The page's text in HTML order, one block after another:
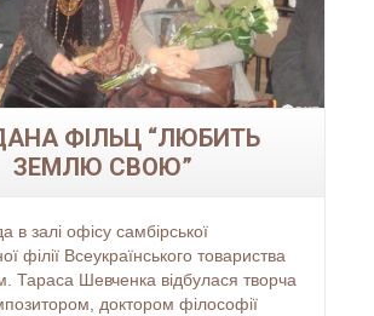
ФІЛЬЦ “ЛЮБИТЬ
ЗЕМЛЮ СВОЮ”
в залі офісу самбірської
філії Всеукраїнського товариства
Тараса Шевченка відбулася творча
доктором філософії